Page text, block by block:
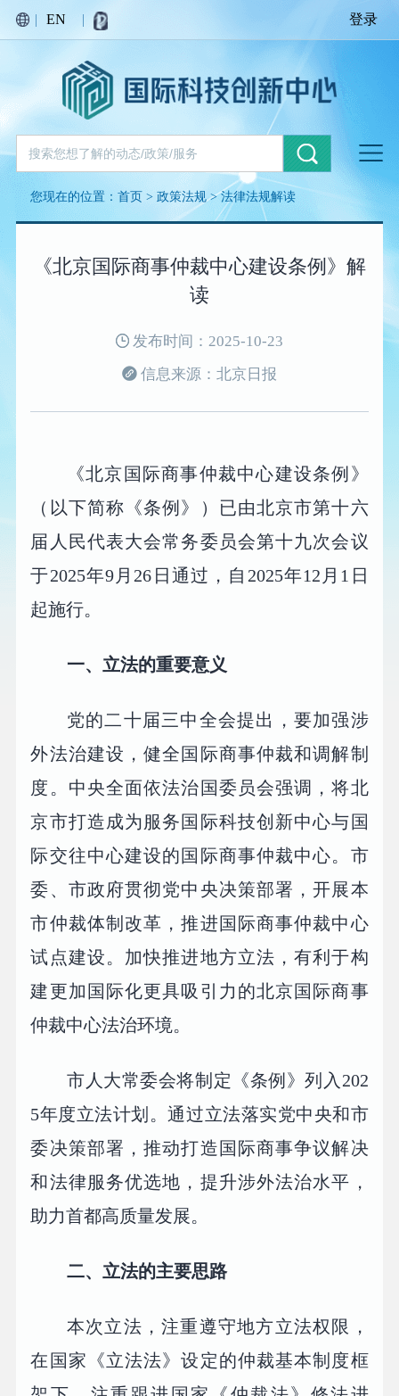
| EN | 登录
您现在的位置：首页 >政策法规>法律法规解读
《北京国际商事仲裁中心建设条例》解
读
发布时间：2025-10-23
信息来源：北京日报
《北京国际商事仲裁中心建设条例》
（以下简称《条例》）已由北京市第十六
届人民代表大会常务委员会第十九次会议
于2025年9月26日通过，自2025年12月1日
起施行。
一、立法的重要意义
党的二十届三中全会提出，要加强涉
外法治建设，健全国际商事仲裁和调解制
度。中央全面依法治国委员会强调，将北
京市打造成为服务国际科技创新中心与国
际交往中心建设的国际商事仲裁中心。市
委、市政府贯彻党中央决策部署，开展本
市仲裁体制改革，推进国际商事仲裁中心
试点建设。加快推进地方立法，有利于构
建更加国际化更具吸引力的北京国际商事
仲裁中心法治环境。
市人大常委会将制定《条例》列入202
5年度立法计划。通过立法落实党中央和市
委决策部署，推动打造国际商事争议解决
和法律服务优选地，提升涉外法治水平，
助力首都高质量发展。
二、立法的主要思路
本次立法，注重遵守地方立法权限，
在国家《立法法》设定的仲裁基本制度框